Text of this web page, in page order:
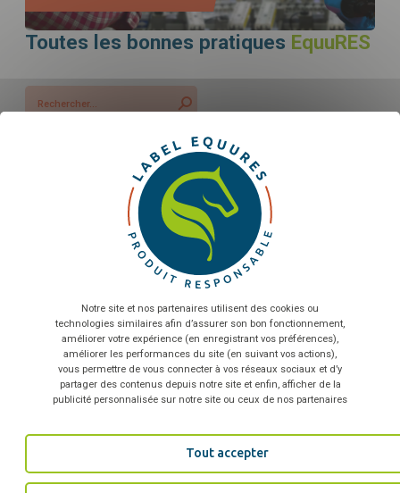
Toutes les bonnes pratiques EquuRES
QUALITÉ PRODUIT
Réaliser des tests pour garantir la durabilité de ses produits
MODÈLE D’AFFAIRE
Intégrer les critères RSE dans le cahier des charges de vos
fournisseurs
Intégrer l’écoconception dès la phase de développement
produit
Sélectionnez nombre de salariés...
En envoyant le formulaire, vous acceptez que les
informations saisies soient exploitées dans le cadre de la
relation commerciale qui peut en découler
TÉLÉCHARGER
Notre site et nos partenaires utilisent des cookies ou
technologies similaires afin d’assurer son bon fonctionnement,
améliorer votre expérience (en enregistrant vos préférences),
améliorer les performances du site (en suivant vos actions),
vous permettre de vous connecter à vos réseaux sociaux et d’y
partager des contenus depuis notre site et enfin, afficher de la
publicité personnalisée sur notre site ou ceux de nos partenaires
Tout accepter